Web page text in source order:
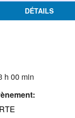
DÉTAILS
h 00 min